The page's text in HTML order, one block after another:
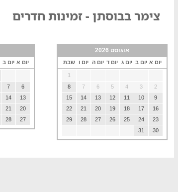
צימר בבוסתן - זמינות חדרים
אוגוסט 2026
יום א יום ב יום ג יום ד יום ה יום ו שבת
1
2
3
4
5
6
7
8
9
10
11
12
13
14
15
16
17
18
19
20
21
22
23
24
25
26
27
28
29
30
31
יום א יום ב
6
7
13
14
20
21
27
28